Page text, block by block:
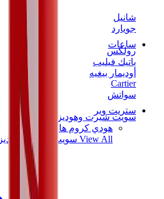
شانيل
جويارد
ساعات
رولكس
باتيك فيليب
أوديمار بيغيه
Cartier
سواتش
ستريت وير
سويت شيرت وهوديز
هودي كروم هارتس
View All سويت شيرت وهوديز